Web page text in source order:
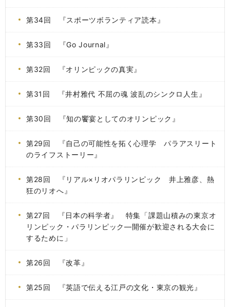
第34回 『スポーツボランティア読本』
第33回 『Go Journal』
第32回 『オリンピックの真実』
第31回 『井村雅代 不屈の魂 波乱のシンクロ人生』
第30回 『知の饗宴としてのオリンピック』
第29回 『自己の可能性を拓く心理学 パラアスリート
のライフストーリー』
第28回 『リアル×リオパラリンピック 井上雅彦、熱
狂のリオへ』
第27回 『日本の科学者』 特集「課題山積みの東京オ
リンピック・パラリンピック―開催が歓迎される大会に
するために」
第26回 『改革』
第25回 『英語で伝える江戸の文化・東京の観光』